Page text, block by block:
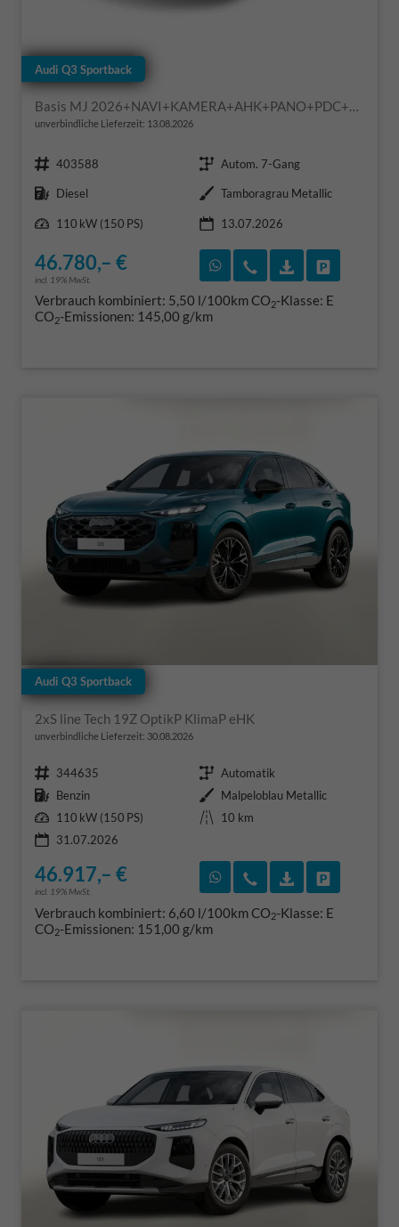
Audi Q3 Sportback
Basis MJ 2026+NAVI+KAMERA+AHK+PANO+PDC+EL. HECKKL.+LED+18 LM
unverbindliche Lieferzeit: 13.08.2026
Fahrzeugnr. 403588 Getriebe Autom. 7-Gang
Kraftstoff Diesel Außenfarbe Tamboragrau Metallic
Leistung
110 kW (150 PS) 13.07.2026
46.780,– €
incl. 19% MwSt.
Rückruf vereinbaren
Wir rufen Sie an
Verbrauch kombiniert: 5,50 l/100kmCO2-Klasse: E
CO2-Emissionen: 145,00 g/km
Audi Q3 Sportback
2xS line Tech 19Z OptikP KlimaP eHK
unverbindliche Lieferzeit: 30.08.2026
Fahrzeugnr. 344635 Getriebe Automatik
Kraftstoff Benzin Außenfarbe Malpeloblau Metallic
Leistung 110 kW (150 PS) Kilometerstand
10 km
31.07.2026
46.917,– €
incl. 19% MwSt.
Rückruf vereinbaren
Wir rufen Sie an
Verbrauch kombiniert: 6,60 l/100kmCO2-Klasse: E
CO2-Emissionen: 151,00 g/km